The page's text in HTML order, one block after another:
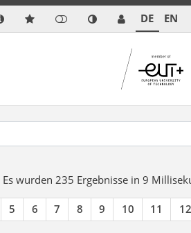
DE EN
Es wurden 235 Ergebnisse in 9
5 6 7 8 9 10 11 12